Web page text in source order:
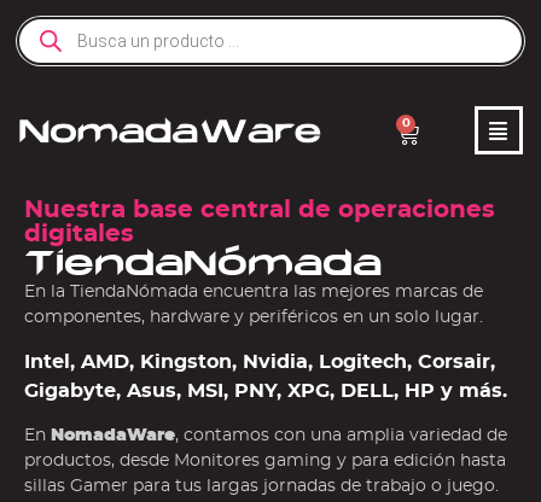
0
Nuestra base central de operaciones
digitales
TiendaNómada
En la TiendaNómada encuentra las mejores marcas de
componentes, hardware y periféricos en un solo lugar.
Intel, AMD, Kingston, Nvidia, Logitech, Corsair,
Gigabyte, Asus, MSI, PNY, XPG, DELL, HP y más.
En NomadaWare, contamos con una amplia variedad de
productos, desde Monitores gaming y para edición hasta
sillas Gamer para tus largas jornadas de trabajo o juego.